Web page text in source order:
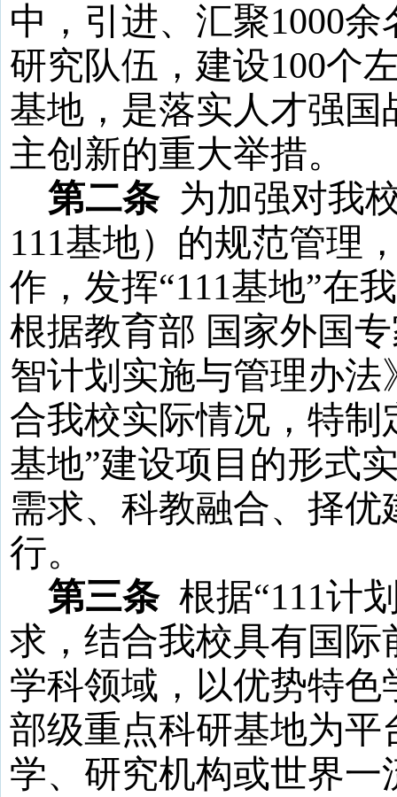
中，引进、汇聚1000余
研究队伍，建设100个
基地，是落实人才强
主创新的重大举措。
第二条 为加强对我
111基地）的规范管理
作，发挥“111基地”在
根据教育部 国家外国
智计划实施与管理办法
合我校实际情况，特制
基地”建设项目的形式
需求、科教融合、择
行。
第三条 根据“111计
求，结合我校具有国
学科领域，以优势特
部级重点科研基地为平
学、研究机构或世界